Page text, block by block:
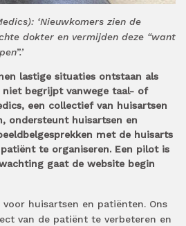
‘Nieuwkomers zien de
dokter en vermijden deze “want
lastige situaties ontstaan als
begrijpt vanwege taal- of
een collectief van huisartsen
ondersteunt huisartsen en
met de huisarts
te organiseren. Een pilot is
gaat de website begin
voor huisartsen en patiënten. Ons
van de patiënt te verbeteren en